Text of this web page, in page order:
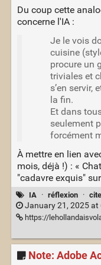
Du coup cette
concerne l'IA :
Je le vois
cuisine
procure un
triviales et
s’en servir,
la fin.
Et dans
seulement
forcément
À mettre en lien
mois, déjà !) : «
"cadavre exquis"
IA · réflexion · cite
January 21, 2025 at
https://lehollandaisvolant.net/
Note: Adobe